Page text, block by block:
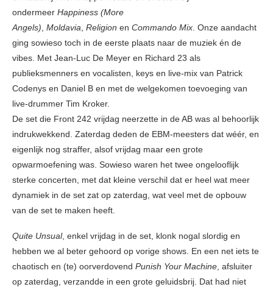
ondermeer Happiness (More
Angels), Moldavia, Religion en Commando Mix. Onze aandacht
ging sowieso toch in de eerste plaats naar de muziek én de
vibes. Met Jean-Luc De Meyer en Richard 23 als
publieksmenners en vocalisten, keys en live-mix van Patrick
Codenys en Daniel B en met de welgekomen toevoeging van
live-drummer Tim Kroker.
De set die Front 242 vrijdag neerzette in de AB was al behoorlijk
indrukwekkend. Zaterdag deden de EBM-meesters dat wéér, en
eigenlijk nog straffer, alsof vrijdag maar een grote
opwarmoefening was. Sowieso waren het twee ongelooflijk
sterke concerten, met dat kleine verschil dat er heel wat meer
dynamiek in de set zat op zaterdag, wat veel met de opbouw
van de set te maken heeft.
Quite Unsual, enkel vrijdag in de set, klonk nogal slordig en
hebben we al beter gehoord op vorige shows. En een net iets te
chaotisch en (te) oorverdovend Punish Your Machine, afsluiter
op zaterdag, verzandde in een grote geluidsbrij. Dat had niet